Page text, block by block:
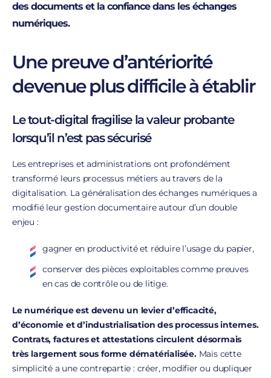
des documents et la confiance dans les échanges
numériques.
Une preuve d’antériorité
devenue plus difficile à établir
Le tout-digital fragilise la valeur probante
lorsqu’il n’est pas sécurisé
Les entreprises et administrations ont profondément
transformé leurs processus métiers au travers de la
digitalisation. La généralisation des échanges numériques a
modifié leur gestion documentaire autour d’un double
enjeu :
gagner en productivité et réduire l’usage du papier,
conserver des pièces exploitables comme preuves
en cas de contrôle ou de litige.
Le numérique est devenu un levier d’efficacité,
d’économie et d’industrialisation des processus internes.
Contrats, factures et attestations circulent désormais
très largement sous forme dématérialisée.Mais cette
simplicité a une contrepartie : créer, modifier ou dupliquer